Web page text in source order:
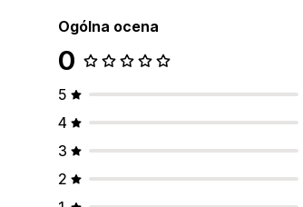
Ogólna ocena
0
5
4
3
2